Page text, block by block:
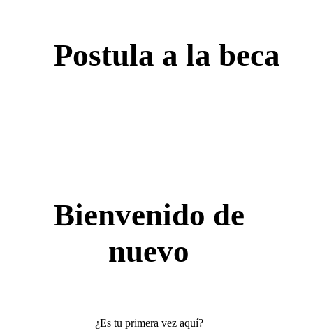
Postula a la beca
Bienvenido de
nuevo
¿Es tu primera vez aquí?